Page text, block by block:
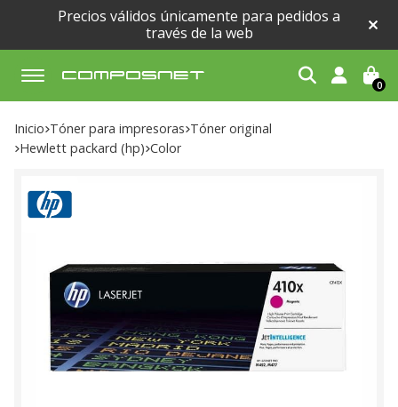
Precios válidos únicamente para pedidos a
través de la web
Buscar 0
Inicio tóner para impresoras
tóner original
hewlett packard (hp)
color